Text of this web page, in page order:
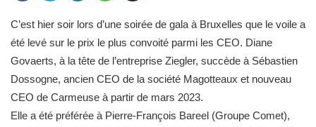
C’est hier soir lors d’une soirée de gala à Bruxelles que le voile a
été levé sur le prix le plus convoité parmi les CEO. Diane
Govaerts, à la tête de l’entreprise Ziegler, succède à Sébastien
Dossogne, ancien CEO de la société Magotteaux et nouveau
CEO de Carmeuse à partir de mars 2023.
Elle a été préférée à Pierre-François Bareel (Groupe Comet),